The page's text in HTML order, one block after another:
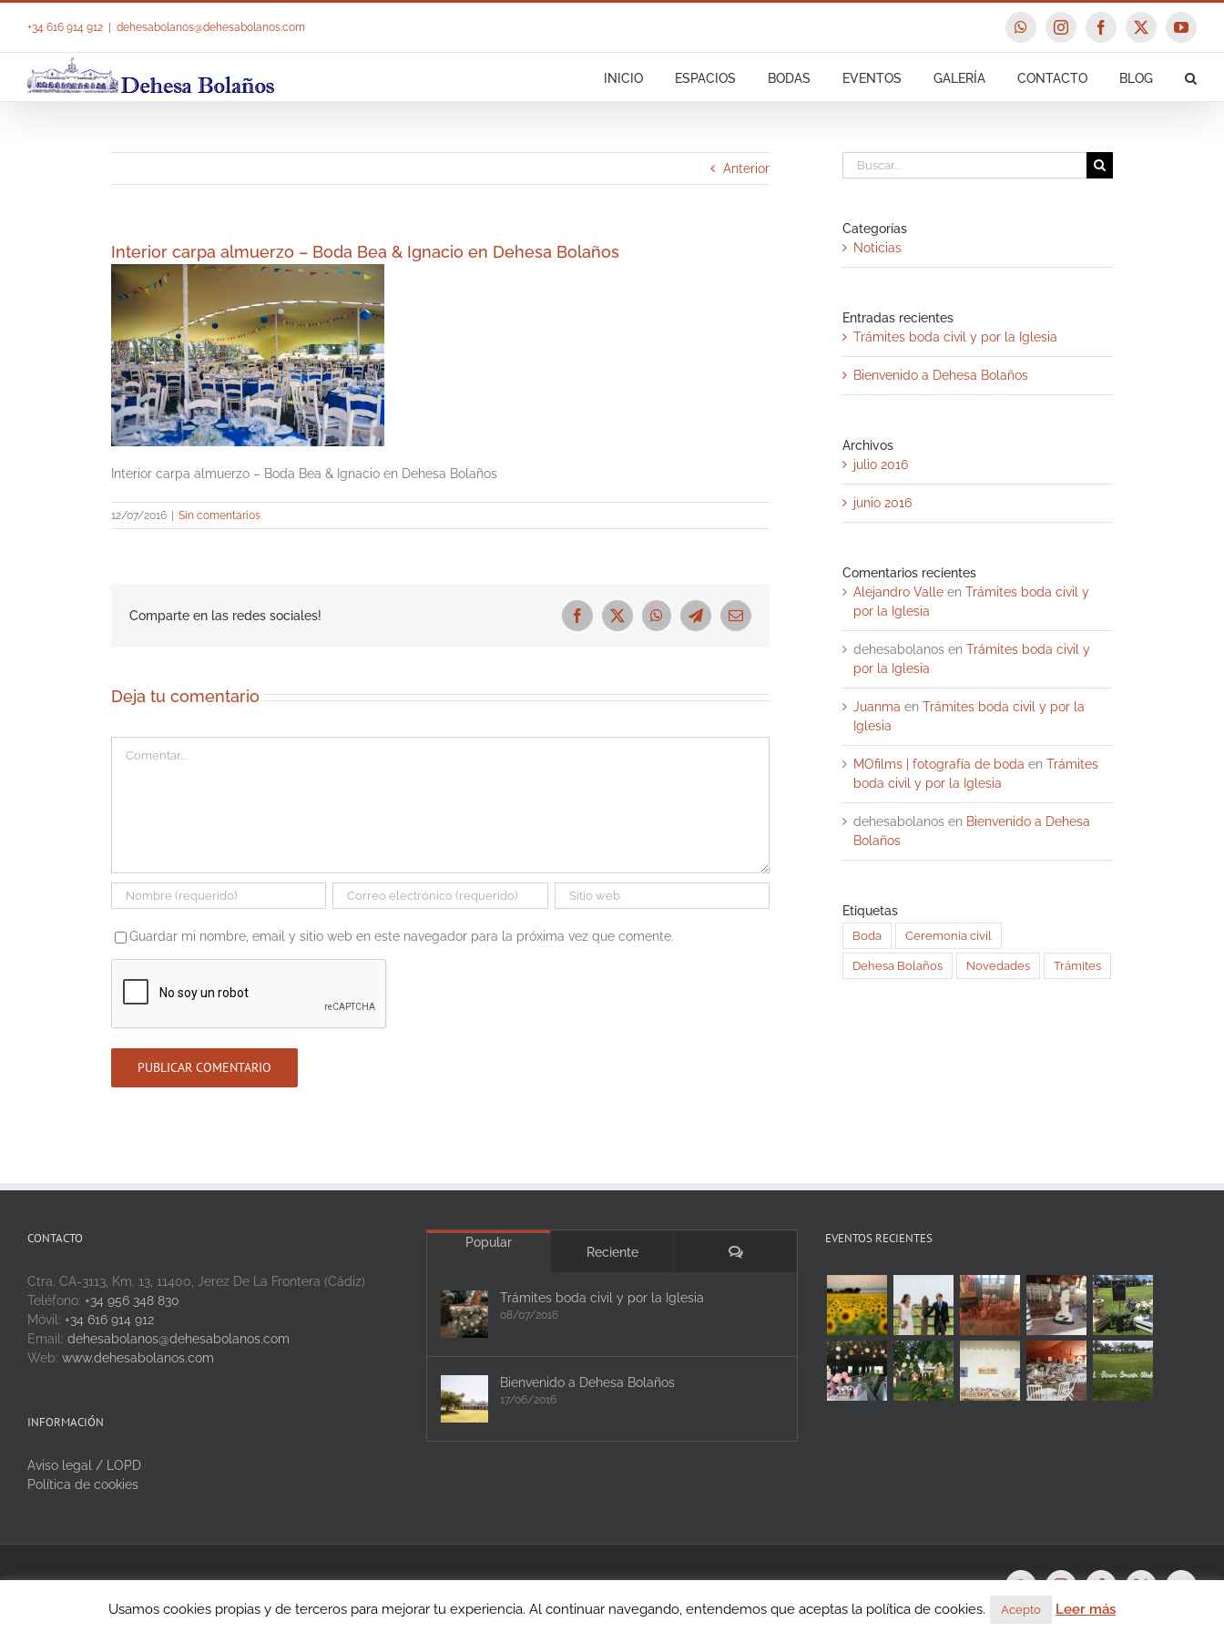
+34 616 914 912 dehesabolanos@dehesabolanos.com WhatsAppInstagramFacebook
X
INICIO ESPACIOS BODAS EVENTOS GALERÍA CONTACTO BLOG
Anterior
Interior carpa almuerzo – Boda Bea & Ignacio en Dehesa Bolaños
Interior carpa almuerzo – Boda Bea & Ignacio en Dehesa Bolaños
12/07/2016 Sin comentarios
Comparte en las redes sociales! Facebook
X WhatsAppTelegramCorreo
electrónico
Deja tu comentario
Guardar mi nombre, email y sitio web en este navegador para la próxima vez que comente.
Buscar:
Categorías
Noticias
Entradas recientes
Trámites boda civil y por la Iglesia
Bienvenido a Dehesa Bolaños
Archivos
julio 2016
junio 2016
Comentarios recientes
Alejandro Valle en Trámites boda civil y
por la Iglesia
dehesabolanos en Trámites boda civil y
por la Iglesia
Juanma en Trámites boda civil y por la
Iglesia
MOfilms | fotografía de boda en Trámites
boda civil y por la Iglesia
dehesabolanos en Bienvenido a Dehesa
Bolaños
Etiquetas
Boda Ceremonia civil
Dehesa Bolaños Novedades Trámites
CONTACTO
Ctra. CA-3113, Km. 13, 11400, Jerez De La Frontera (Cádiz)
Teléfono: +34 956 348 830
Móvil: +34 616 914 912
Email: dehesabolanos@dehesabolanos.com
Web: www.dehesabolanos.com
INFORMACIÓN
Aviso legal / LOPD
Política de cookies
Popular
Reciente Comentarios
Trámites boda civil y por la Iglesia
08/07/2016
Bienvenido a Dehesa Bolaños
17/06/2016
EVENTOS RECIENTES
Usamos cookies propias y de terceros para mejorar tu experiencia. Al continuar navegando, entendemos que aceptas la política de cookies. Acepto Leer más